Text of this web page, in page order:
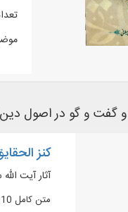
گفت و گو در اصول دین"
کنز
آثار آیت